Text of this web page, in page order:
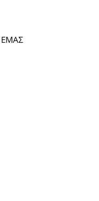
ΕΜΑΣ